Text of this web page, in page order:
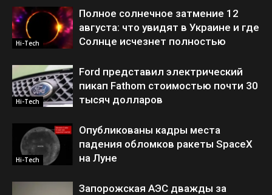
Hi-Tech
Полное солнечное затмение 12
августа: что увидят в Украине и где
Солнце исчезнет полностью
Hi-Tech
Ford представил электрический
пикап Fathom стоимостью почти 30
тысяч долларов
Hi-Tech
Опубликованы кадры места
падения обломков ракеты SpaceX
на Луне
Запорожская АЭС дважды за